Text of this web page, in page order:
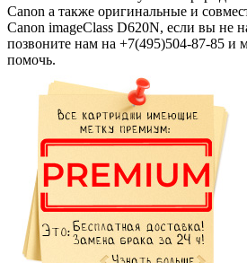
Canon а также оригинальные и
Canon imageClass D620N, если вы не
позвоните нам на +7(495)504-87-85 и
помочь.